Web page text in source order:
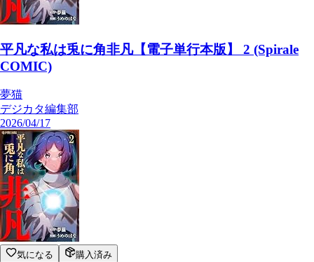
平凡な私は兎に角非凡【電子単行本版】 2 (Spirale
COMIC)
夢猫
デジカタ編集部
2026/04/17
気になる 購入済み